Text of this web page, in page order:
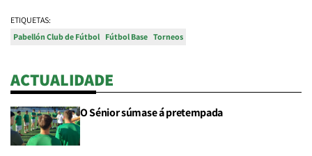
ETIQUETAS:
Pabellón Club de Fútbol Fútbol Base Torneos
ACTUALIDADE
O Sénior súmase á pretempada